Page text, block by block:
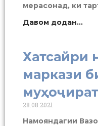
мерасонад, ки
Давом додан...
Хатсайри
маркази
28.08.2021
Намояндагии